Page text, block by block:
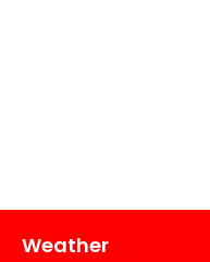
Weather